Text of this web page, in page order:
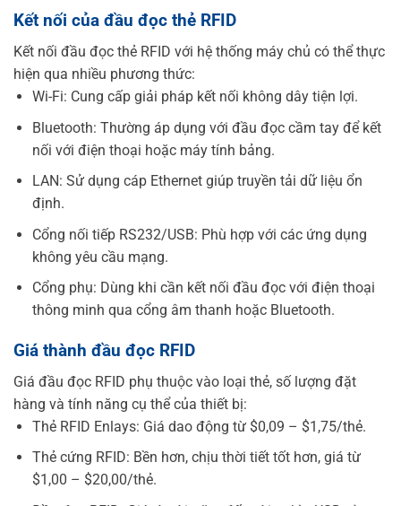
Kết nối của đầu đọc thẻ RFID
Kết nối đầu đọc thẻ RFID với hệ thống máy chủ có thể thực
hiện qua nhiều phương thức:
Wi-Fi: Cung cấp giải pháp kết nối không dây tiện lợi.
Bluetooth: Thường áp dụng với đầu đọc cầm tay để kết
nối với điện thoại hoặc máy tính bảng.
LAN: Sử dụng cáp Ethernet giúp truyền tải dữ liệu ổn
định.
Cổng nối tiếp RS232/USB: Phù hợp với các ứng dụng
không yêu cầu mạng.
Cổng phụ: Dùng khi cần kết nối đầu đọc với điện thoại
thông minh qua cổng âm thanh hoặc Bluetooth.
Giá thành đầu đọc RFID
Giá đầu đọc RFID phụ thuộc vào loại thẻ, số lượng đặt
hàng và tính năng cụ thể của thiết bị:
Thẻ RFID Enlays: Giá dao động từ $0,09 – $1,75/thẻ.
Thẻ cứng RFID: Bền hơn, chịu thời tiết tốt hơn, giá từ
$1,00 – $20,00/thẻ.